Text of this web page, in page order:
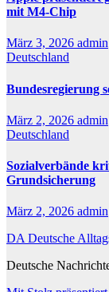
mit M4-Chip
März 3, 2026 admin
Deutschland
Bundesregierung
März 2, 2026 admin
Deutschland
Sozialverbände
Grundsicherung
März 2, 2026 admin
DA Deutsche
Deutsche